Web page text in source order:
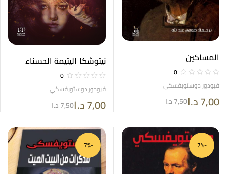
المساكين
0
فيودور دوستويفسكي
7,50د.ا 7,00د.ا
نيتوشكا اليتيمة الحسناء
0
فيودور دوستويفسكي
7,50د.ا 7,00د.ا
-7%
-7%